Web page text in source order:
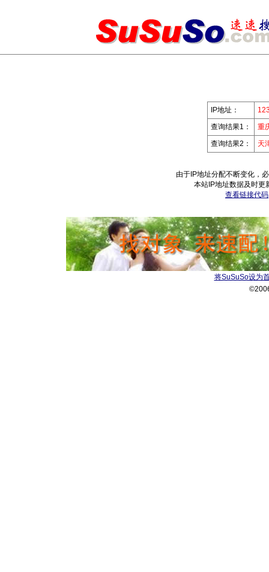
IP地址：
查询结果1：
重
查询结果2：
天
由于IP地址分配不断变化，
本站IP地址数据及时更
查看链接代码
将SuSuSo设为